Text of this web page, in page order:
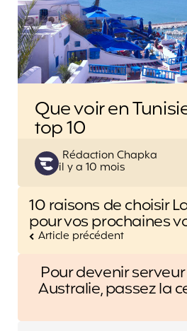
Que voir en
top 10
Posted
by
Rédaction Chapka
il y a 10 mois
Post
navigation
10 raisons de choisir
pour vos prochaines
Article précédent
Pour devenir
Australie, passez la